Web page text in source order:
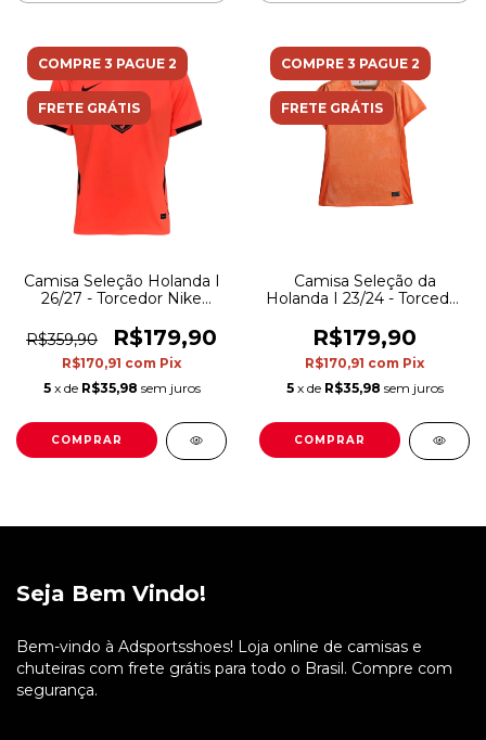
COMPRE 3 PAGUE 2
FRETE GRÁTIS
Camisa Seleção Holanda I
26/27 - Torcedor Nike
R$359,90
R$179,90
R$170,91 com Pix
5 x de R$35,98 sem juros
COMPRAR
COMPRE 3 PAGUE 2
FRETE GRÁTIS
Camisa Seleção da
Holanda I 23/24 - Torcedor
R$179,90
R$170,91 com Pix
5 x de R$35,98 sem juros
COMPRAR
Seja Bem Vindo!
Bem-vindo à Adsportsshoes! Loja online de camisas e
chuteiras com frete grátis para todo o Brasil. Compre com
segurança.